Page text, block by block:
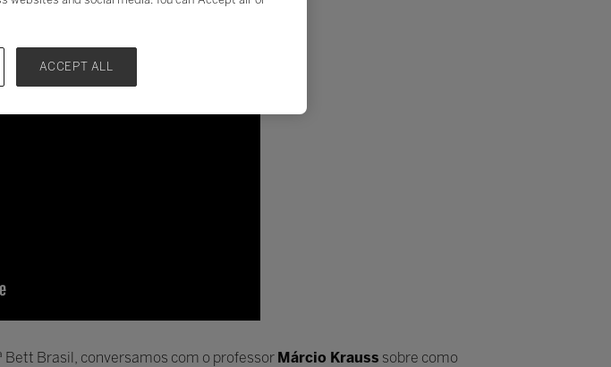
Bett Brasil, conversamos com o professor Márcio Krauss sobre como
ACCEPT ALL